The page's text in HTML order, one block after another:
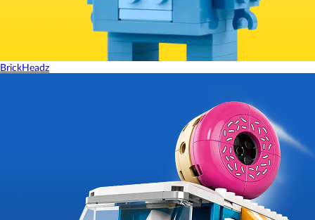
BrickHeadz